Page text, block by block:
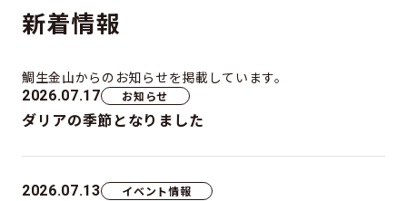
新着情報
鯛生金山からの お知らせを掲載しています。
2026.07.17 お知らせ
ダリアの季節となりました
2026.07.13 イベント情報